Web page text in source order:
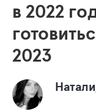
в 2022
2023